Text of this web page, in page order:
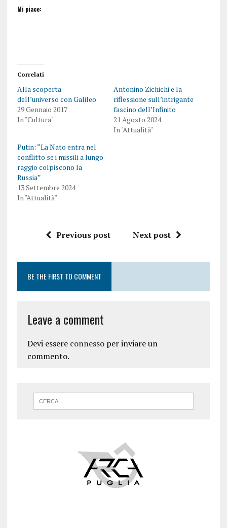
Mi piace:
Correlati
Alla scoperta
dell’universo con Galileo
29 Gennaio 2017
In "Cultura"
Antonino Zichichi e la
riflessione sull’intrigante
fascino dell’Infinito
21 Agosto 2024
In "Attualità"
Putin: “La Nato entra nel
conflitto se i missili a lungo
raggio colpiscono la
Russia”
13 Settembre 2024
In "Attualità"
Previous post Next post
BE THE FIRST TO COMMENT
Leave a comment
Devi essere connessoper inviare un
commento.